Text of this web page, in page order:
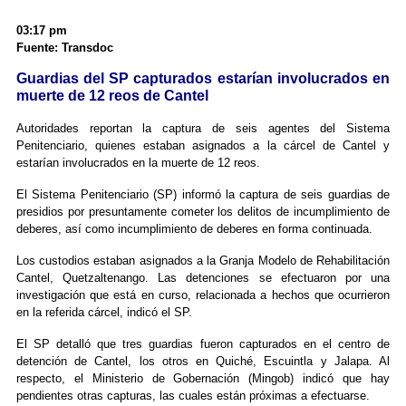
03:17 pm
Fuente: Transdoc
Guardias del SP capturados estarían involucrados en
muerte de 12 reos de Cantel
Autoridades reportan la captura de seis agentes del Sistema
Penitenciario, quienes estaban asignados a la cárcel de Cantel y
estarían involucrados en la muerte de 12 reos.
El Sistema Penitenciario (SP) informó la captura de seis guardias de
presidios por presuntamente cometer los delitos de incumplimiento de
deberes, así como incumplimiento de deberes en forma continuada.
Los custodios estaban asignados a la Granja Modelo de Rehabilitación
Cantel, Quetzaltenango. Las detenciones se efectuaron por una
investigación que está en curso, relacionada a hechos que ocurrieron
en la referida cárcel, indicó el SP.
El SP detalló que tres guardias fueron capturados en el centro de
detención de Cantel, los otros en Quiché, Escuintla y Jalapa. Al
respecto, el Ministerio de Gobernación (Mingob) indicó que hay
pendientes otras capturas, las cuales están próximas a efectuarse.